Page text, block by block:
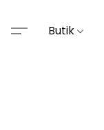
Butik